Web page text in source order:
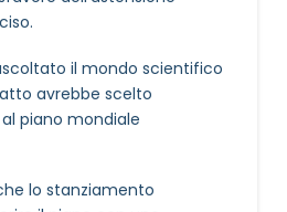
il mondo scientifico
avrebbe scelto
al piano mondiale
lo stanziamento